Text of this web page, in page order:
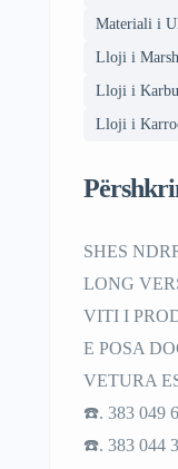
Materiali i
Lloji i
Lloji i
Lloji i
SHES
LONG
VITI I
E POSA
VETURA
☎️. 383 049
☎️. 383 044